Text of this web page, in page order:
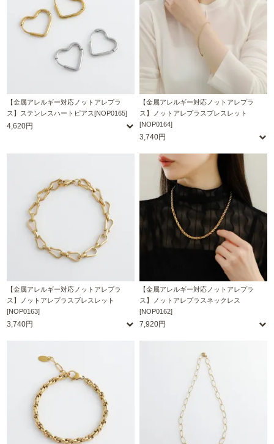
【金属アレルギー対応ノットアレプラ
ス】ステンレスハートピアス[NOP0165]
4,620円
【金属アレルギー対応ノットアレプラ
ス】ノットアレプラスブレスレット
[NOP0164]
3,740円
【金属アレルギー対応ノットアレプラ
ス】ノットアレプラスブレスレット
[NOP0163]
3,740円
【金属アレルギー対応ノットアレプラ
ス】ノットアレプラスネックレス
[NOP0162]
7,920円